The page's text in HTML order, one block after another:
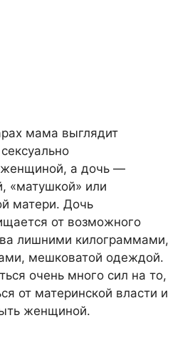
мама выглядит
женщиной, а дочь —
«матушкой» или
матери. Дочь
от возможного
лишними килограммами,
мешковатой одеждой.
очень много сил на то,
от материнской власти и
женщиной.